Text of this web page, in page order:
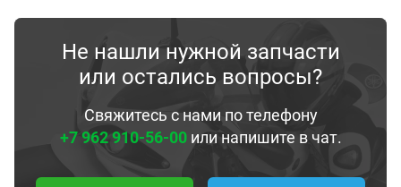
Не нашли нужной запчасти
или остались вопросы?
Свяжитесь с нами по телефону
+7 962 910-56-00или напишите в чат.